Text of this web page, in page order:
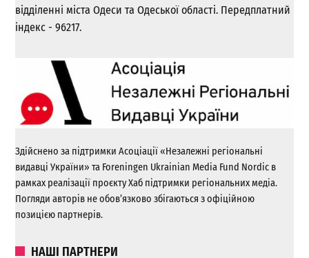
відділенні міста Одеси та Одеської області. Передплатний
індекс - 96217.
Здійснено за підтримки Асоціації «Незалежні регіональні
видавці України» та Foreningen Ukrainian Media Fund Nordic в
рамках реалізації проєкту Хаб підтримки регіональних медіа.
Погляди авторів не обов’язково збігаються з офіційною
позицією партнерів.
НАШІ ПАРТНЕРИ